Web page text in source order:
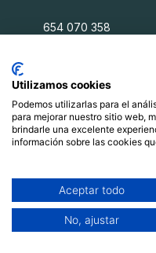
654 070 358
Fil a l'agulla
Què oferim
Blog
Recursos
Contacte
Utilizamos cookies
Podemos utilizarlas para el
para mejorar nuestro sitio web,
brindarle una excelente
información sobre las cookies
Aceptar todo
No, ajustar